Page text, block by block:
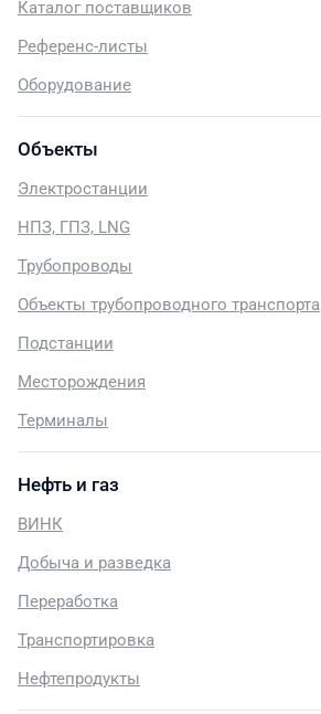
Каталог поставщиков
Референс-листы
Оборудование
Объекты
Электростанции
НПЗ, ГПЗ, LNG
Трубопроводы
Объекты трубопроводного транспорта
Подстанции
Месторождения
Терминалы
Нефть и газ
ВИНК
Добыча и разведка
Переработка
Транспортировка
Нефтепродукты